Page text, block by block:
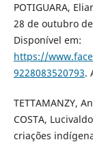
POTIGUARA,
28 de outubro
Disponível em:
https://
9228083520793.
TETTAMANZY,
COSTA,
criações